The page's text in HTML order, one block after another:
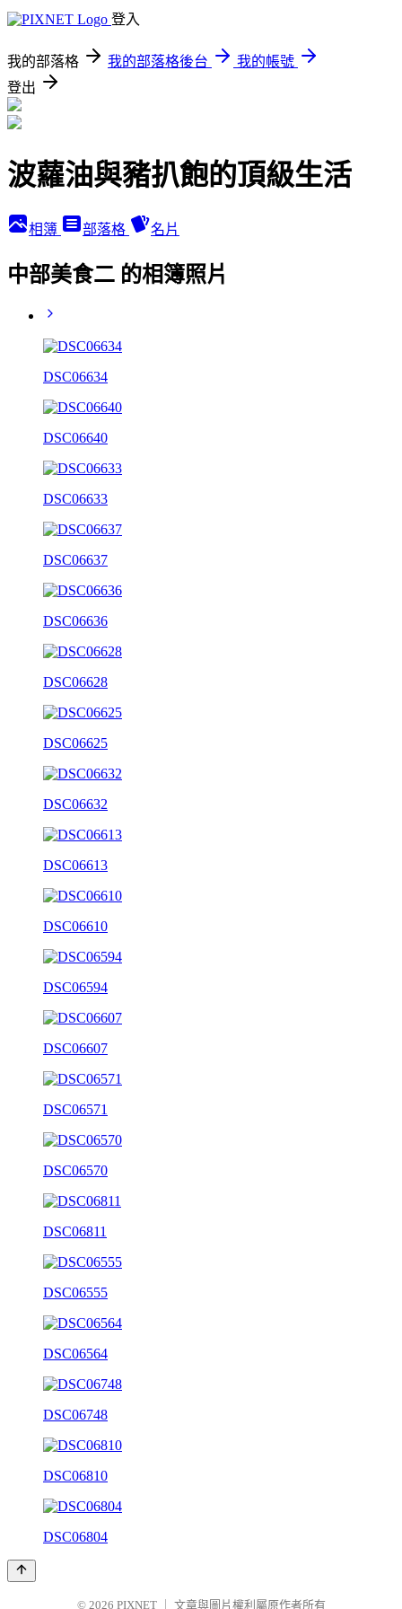
登入
我的部落格 我的部落格後台
我的帳號
登出
波蘿油與豬扒飽的頂級生活
相簿 部落格 名片
中部美食二 的相簿照片
DSC06634
DSC06640
DSC06633
DSC06637
DSC06636
DSC06628
DSC06625
DSC06632
DSC06613
DSC06610
DSC06594
DSC06607
DSC06571
DSC06570
DSC06811
DSC06555
DSC06564
DSC06748
DSC06810
DSC06804
© 2026 PIXNET 文章與圖片權利屬原作者所有